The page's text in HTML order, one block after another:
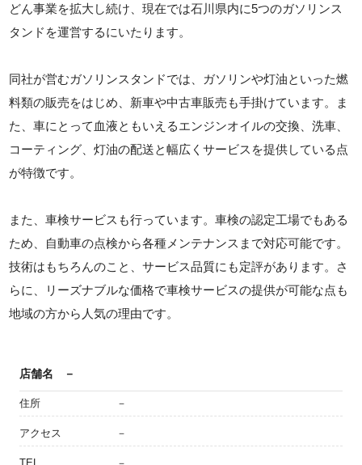
どん事業を拡大し続け、現在では石川県内に5つのガソリンス
タンドを運営するにいたります。
同社が営むガソリンスタンドでは、ガソリンや灯油といった燃
料類の販売をはじめ、新車や中古車販売も手掛けています。ま
た、車にとって血液ともいえるエンジンオイルの交換、洗車、
コーティング、灯油の配送と幅広くサービスを提供している点
が特徴です。
また、車検サービスも行っています。車検の認定工場でもある
ため、自動車の点検から各種メンテナンスまで対応可能です。
技術はもちろんのこと、サービス品質にも定評があります。さ
らに、リーズナブルな価格で車検サービスの提供が可能な点も
地域の方から人気の理由です。
店舗名 －
住所 －
アクセス －